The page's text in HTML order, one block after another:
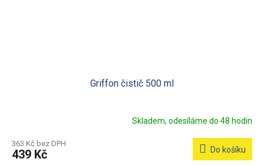
Griffon čistič 500 ml
Skladem, odesíláme do 48 hodin
363 Kč bez DPH
439 Kč Do košíku